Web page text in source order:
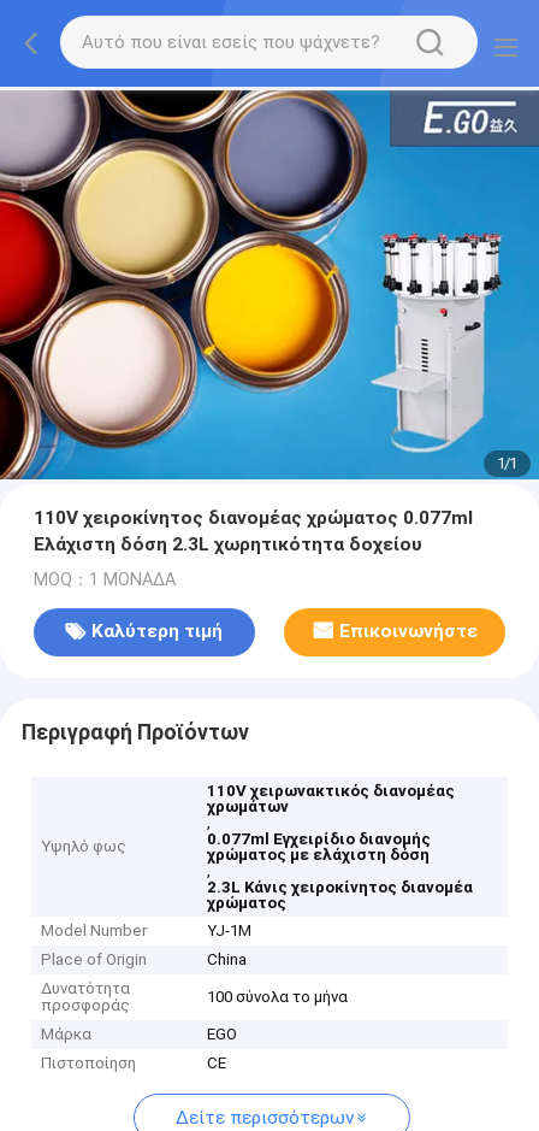
1/1
110V χειροκίνητος διανομέας χρώματος 0.077ml
Ελάχιστη δόση 2.3L χωρητικότητα δοχείου
MOQ：1 ΜΟΝΑΔΑ
Καλύτερη τιμή Επικοινωνήστε
Περιγραφή Προϊόντων
Υψηλό φως
110V χειρωνακτικός διανομέας
χρωμάτων
,
0.077ml Εγχειρίδιο διανομής
χρώματος με ελάχιστη δόση
,
2.3L Κάνις χειροκίνητος διανομέα
χρώματος
Model Number
YJ-1M
Place of Origin
China
Δυνατότητα
προσφοράς
100 σύνολα το μήνα
Μάρκα
EGO
Πιστοποίηση
CE
Δείτε περισσότερων